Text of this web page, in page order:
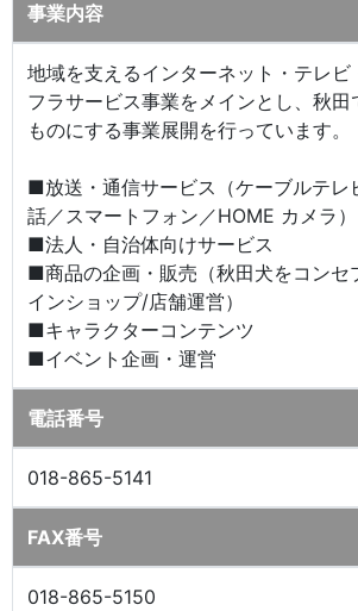
事業内容
地域を支えるインターネット・テレ
フラサービス事業をメインとし、秋
ものにする事業展開を行っています。
■放送・通信サービス（ケーブルテレ
話／スマートフォン／HOME カメラ）
■法人・自治体向けサービス
■商品の企画・販売（秋田犬をコンセ
インショップ/店舗運営）
■キャラクターコンテンツ
■イベント企画・運営
電話番号
018-865-5141
FAX番号
018-865-5150